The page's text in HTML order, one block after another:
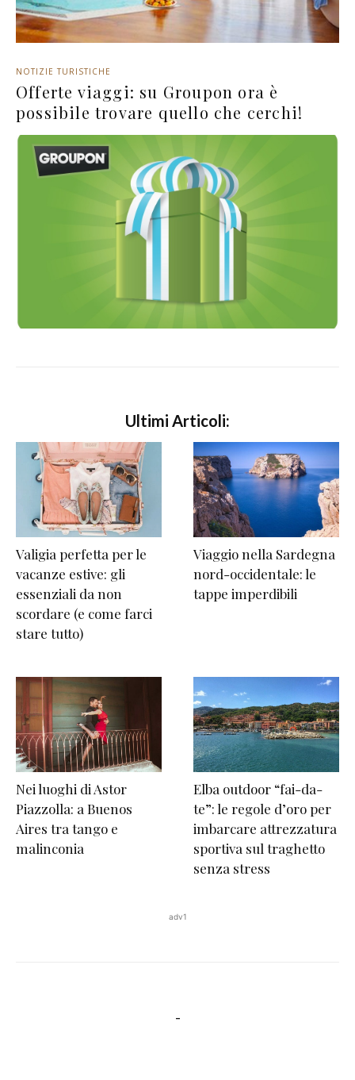
NOTIZIE TURISTICHE
Offerte viaggi: su Groupon ora è
possibile trovare quello che cerchi!
Ultimi Articoli:
Valigia perfetta per le
vacanze estive: gli
essenziali da non
scordare (e come farci
stare tutto)
Viaggio nella Sardegna
nord-occidentale: le
tappe imperdibili
Nei luoghi di Astor
Piazzolla: a Buenos
Aires tra tango e
malinconia
Elba outdoor “fai-da-
te”: le regole d’oro per
imbarcare attrezzatura
sportiva sul traghetto
senza stress
adv1
-